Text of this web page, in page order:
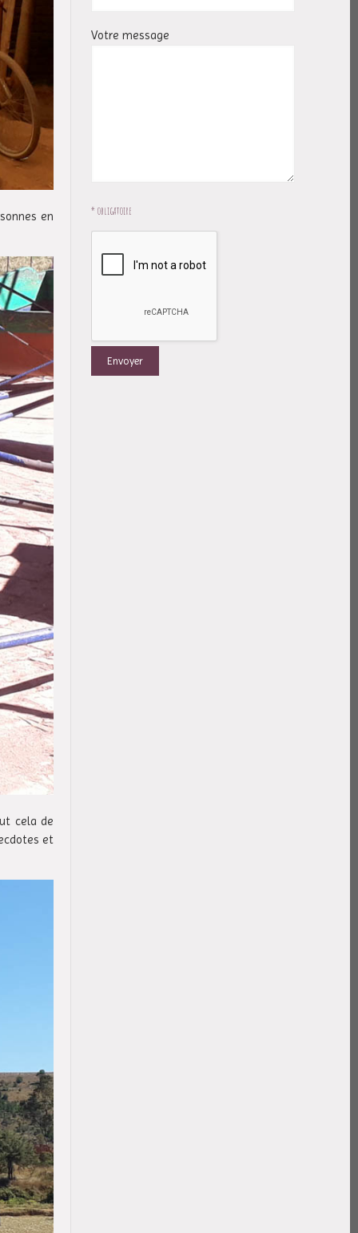
en
cela de
et
Votre message
* obligatoire